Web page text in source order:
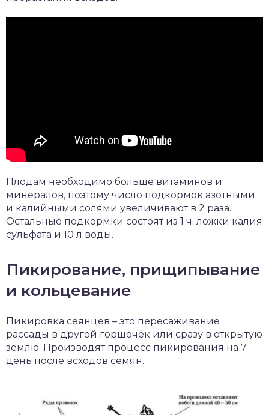
Плодам необходимо больше витаминов и
минералов, поэтому число подкормок азотными
и калийными солями увеличивают в 2 раза.
Остальные подкормки состоят из 1 ч. ложки калия
сульфата и 10 л воды.
Пикирование, прищипывание
и кольцевание
Пикировка сеянцев – это пересаживание
рассады в другой горшочек или сразу в открытую
землю. Производят процесс пикирования на 7
день после всходов семян.